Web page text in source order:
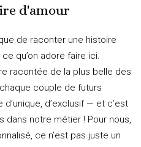
d'amour
de raconter une histoire
qu’on adore faire ici.
racontée de la plus belle des
couple de futurs
d’exclusif — et c’est
dans notre métier ! Pour nous,
ce n’est pas juste un